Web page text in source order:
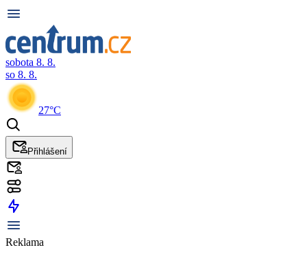
sobota 8. 8.
so 8. 8.
27°C
Přihlášení
Reklama